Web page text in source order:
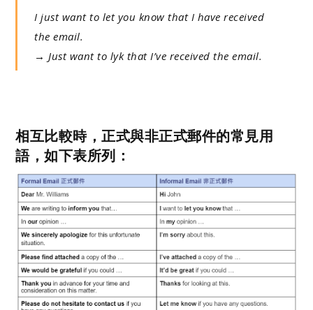
I just want to let you know that I have received
the email.
→ Just want to lyk that I’ve received the email.
相互比較時，正式與非正式郵件的常見用
語，如下表所列：